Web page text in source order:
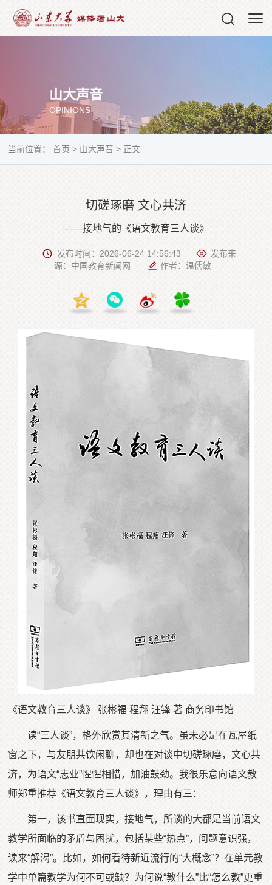
山大声音
OPINIONS
当前位置：首页 > 山大声音 > 正文
切磋琢磨 文心共济
——接地气的《语文教育三人谈》
发布时间：2026-06-24 14:56:43
发布来
源：中国教育新闻网
作者：温儒敏
《语文教育三人谈》 张彬福 程翔 汪锋 著 商务印书馆
读“三人谈”，格外欣赏其清新之气。虽未必是在瓦屋纸
窗之下，与友朋共饮闲聊，却也在对谈中切磋琢磨，文心共
济，为语文“志业”惺惺相惜，加油鼓劲。我很乐意向语文教
师郑重推荐《语文教育三人谈》，理由有三：
第一，该书直面现实，接地气，所谈的大都是当前语文
教学所面临的矛盾与困扰，包括某些“热点”，问题意识强，
读来“解渴”。比如，如何看待新近流行的“大概念”？在单元教
学中单篇教学为何不可或缺？为何说“教什么”比“怎么教”更重